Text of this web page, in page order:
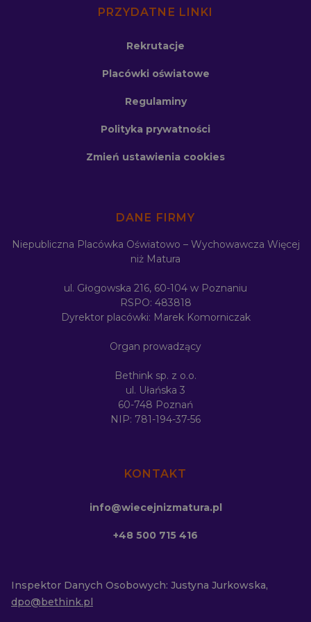
PRZYDATNE LINKI
Rekrutacje
Placówki oświatowe
Regulaminy
Polityka prywatności
Zmień ustawienia cookies
DANE FIRMY
Niepubliczna Placówka Oświatowo – Wychowawcza Więcej
niż Matura
ul. Głogowska 216, 60-104 w Poznaniu
RSPO: 483818
Dyrektor placówki: Marek Komorniczak
Organ prowadzący
Bethink sp. z o.o.
ul. Ułańska 3
60-748 Poznań
NIP: 781-194-37-56
KONTAKT
info@wiecejnizmatura.pl
+48 500 715 416
Inspektor Danych Osobowych: Justyna Jurkowska,
dpo@bethink.pl